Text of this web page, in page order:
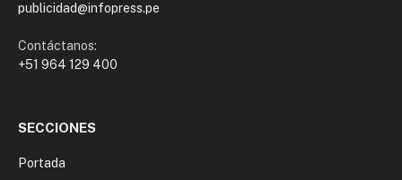
publicidad@infopress.pe
Contáctanos:
+51 964 129 400
SECCIONES
Portada